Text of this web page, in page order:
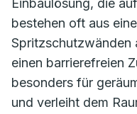
Einbaulösung, die
bestehen oft aus
Spritzschutzwänden
einen barrierefreien
besonders für
und verleiht dem